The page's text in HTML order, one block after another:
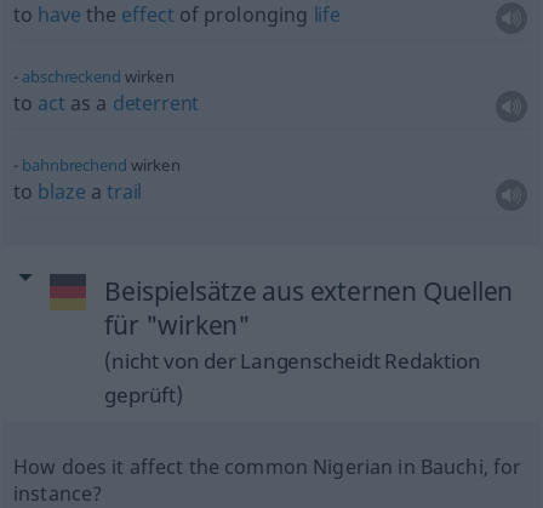
to have the effect of prolonging life
abschreckend wirken
to act as a deterrent
bahnbrechend wirken
to blaze a trail
Beispielsätze aus externen Quellen
für "wirken"
(nicht von der Langenscheidt Redaktion
geprüft)
How does it affect the common Nigerian in Bauchi, for
instance?